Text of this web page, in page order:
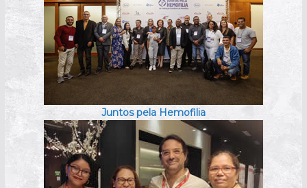
Juntos pela Hemofilia